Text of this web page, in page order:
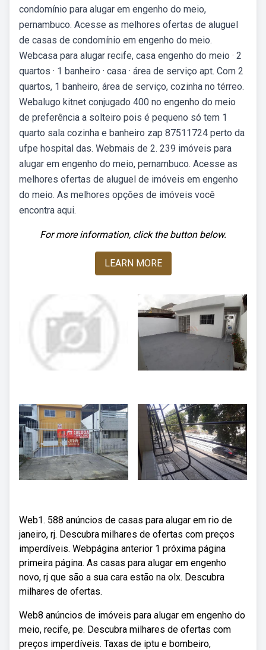
condomínio para alugar em engenho do meio,
pernambuco. Acesse as melhores ofertas de aluguel
de casas de condomínio em engenho do meio.
Webcasa para alugar recife, casa engenho do meio · 2
quartos · 1 banheiro · casa · área de serviço apt. Com 2
quartos, 1 banheiro, área de serviço, cozinha no térreo.
Webalugo kitnet conjugado 400 no engenho do meio
de preferência a solteiro pois é pequeno só tem 1
quarto sala cozinha e banheiro zap 87511724 perto da
ufpe hospital das. Webmais de 2. 239 imóveis para
alugar em engenho do meio, pernambuco. Acesse as
melhores ofertas de aluguel de imóveis em engenho
do meio. As melhores opções de imóveis você
encontra aqui.
For more information, click the button below.
LEARN MORE
Web1. 588 anúncios de casas para alugar em rio de
janeiro, rj. Descubra milhares de ofertas com preços
imperdíveis. Webpágina anterior 1 próxima página
primeira página. As casas para alugar em engenho
novo, rj que são a sua cara estão na olx. Descubra
milhares de ofertas.
Web8 anúncios de imóveis para alugar em engenho do
meio, recife, pe. Descubra milhares de ofertas com
preços imperdíveis. Taxas de iptu e bombeiro,